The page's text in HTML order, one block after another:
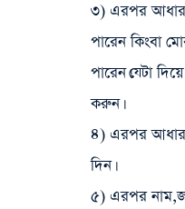
৩) এরপর আধার
পারেন কিংবা
পারেন।যেটা
করুন।
৪) এরপর আধার
দিন।
৫) এরপর